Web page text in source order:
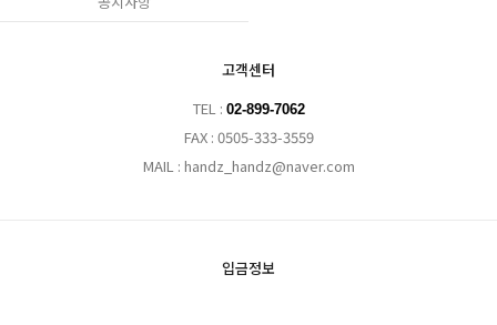
고객센터
TEL : 02-899-7062
FAX : 0505-333-3559
MAIL : handz_handz@naver.com
입금정보